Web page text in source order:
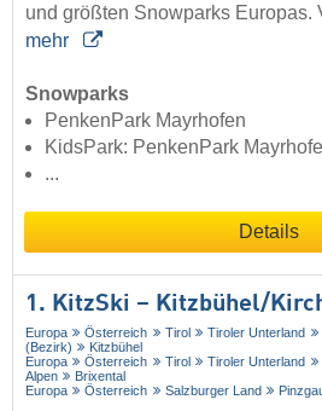
und größten Snowparks
mehr
Snowparks
PenkenPark Mayrhofen
KidsPark: PenkenPark
...
Details
1. KitzSki – Kitzbühel/​
Europa Österreich Tirol Tiroler Unterland
(Bezirk)
Kitzbühel
Europa
Österreich Tirol Tiroler Unterland
Alpen
Brixental
Europa
Österreich Salzburger Land